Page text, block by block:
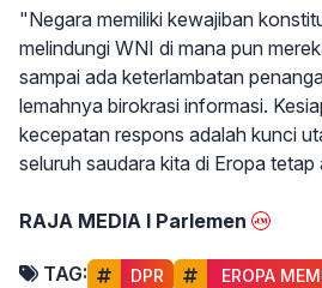
"Negara memiliki kewajiban
melindungi WNI di mana pun
sampai ada keterlambatan
lemahnya birokrasi informasi.
kecepatan respons adalah kunci
seluruh saudara kita di Eropa
RAJA MEDIA I Parlemen
TAG: DPR
EROPA